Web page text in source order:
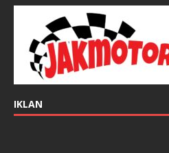
IKLAN